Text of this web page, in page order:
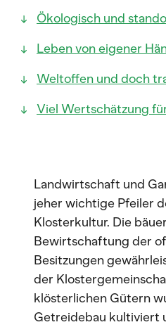
Ökologisch und
Leben von eigener
Weltoffen und doch
Viel Wertschätzung
Landwirtschaft und
jeher wichtige Pfeiler
Klosterkultur. Die
Bewirtschaftung der
Besitzungen
der
klösterlichen Gütern
Getreidebau kultiviert